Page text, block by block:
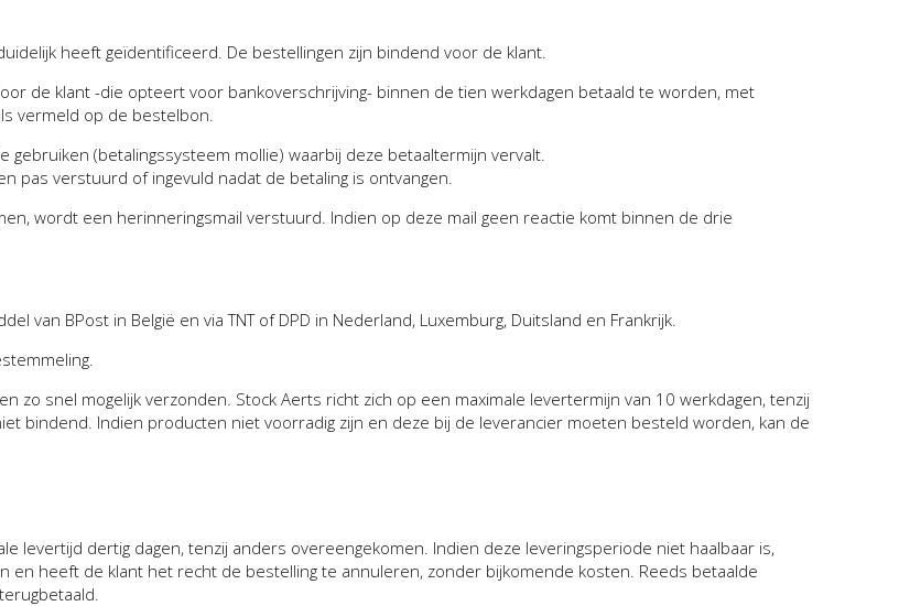
heeft geïdentificeerd. De bestellingen zijn bindend voor de klant.
de klant -die opteert voor bankoverschrijving- binnen de tien werkdagen betaald te worden, met
vermeld op de bestelbon.
(betalingssysteem mollie) waarbij deze betaaltermijn vervalt.
pas verstuurd of ingevuld nadat de betaling is ontvangen.
wordt een herinneringsmail verstuurd. Indien op deze mail geen reactie komt binnen de drie
van BPost in België en via TNT of DPD in Nederland, Luxemburg, Duitsland en Frankrijk.
zo snel mogelijk verzonden. Stock Aerts richt zich op een maximale levertermijn van 10 werkdagen, tenzij
bindend. Indien producten niet voorradig zijn en deze bij de leverancier moeten besteld worden, kan de
levertijd dertig dagen, tenzij anders overeengekomen. Indien deze leveringsperiode niet haalbaar is,
en heeft de klant het recht de bestelling te annuleren, zonder bijkomende kosten. Reeds betaalde